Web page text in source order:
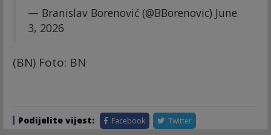
— Branislav Borenović (@BBorenovic) June
3, 2026
(BN) Foto: BN
Podijelite vijest: Facebook Twitter